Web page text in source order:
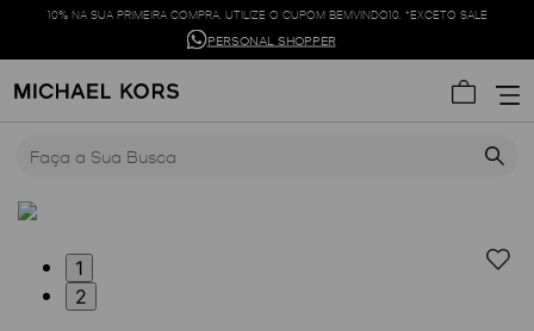
10% NA SUA PRIMEIRA COMPRA. UTILIZE O CUPOM BEMVINDO10. *EXCETO SALE
PERSONAL SHOPPER
1
2